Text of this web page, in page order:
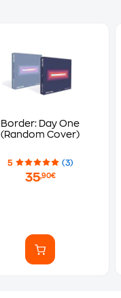
Border: Day One
(Random Cover)
5 (3)
35,90€